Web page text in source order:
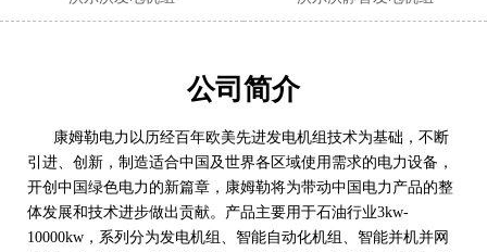
公司简介
康姆勒电力以历经百年欧美先进发电机组技术为基础，不断
引进、创新，制造适合中国及世界各区域使用需求的电力设备，
开创中国绿色电力的新篇章，康姆勒将为带动中国电力产品的整
体发展和技术进步做出贡献。产品主要用于石油行业3kw-
10000kw，系列分为发电机组、智能自动化机组、智能并机并网